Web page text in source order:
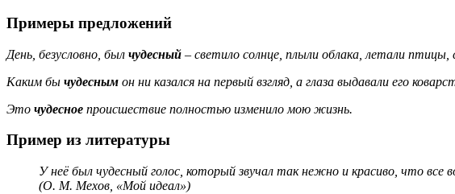
Примеры предложений
День, безусловно, был чудесный – светило солнце, плыли облака, летали птицы,
Каким бы чудесным он ни казался на первый взгляд, а глаза выдавали его
Это чудесное происшествие полностью изменило мою жизнь.
Пример из литературы
У неё был чудесный голос, который звучал так нежно и красиво, что
(О. М. Мехов, «Мой идеал»)